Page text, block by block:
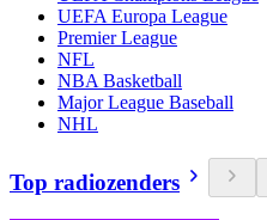
UEFA Europa League
Premier League
NFL
NBA Basketball
Major League Baseball
NHL
Top radiozenders